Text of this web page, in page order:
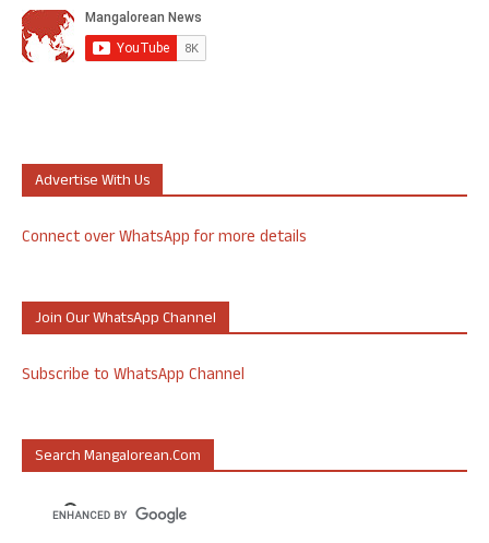
Advertise With Us
Connect over WhatsApp for more details
Join Our WhatsApp Channel
Subscribe to WhatsApp Channel
Search Mangalorean.com